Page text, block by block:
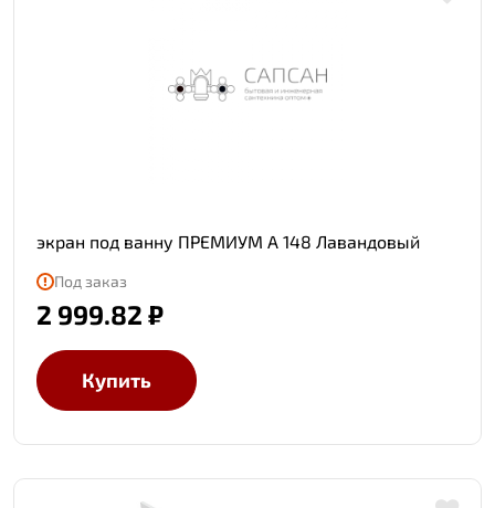
экран под ванну ПРЕМИУМ А 148 Лавандовый
Под заказ
2 999.82 ₽
Купить